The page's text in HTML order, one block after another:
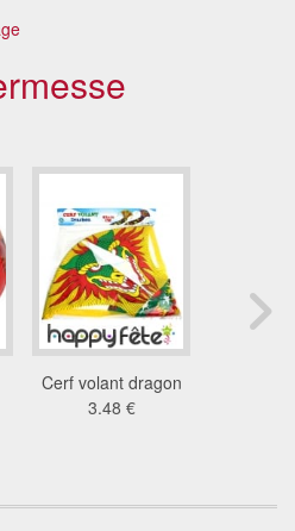
Cerf volant dragon
3.48 €